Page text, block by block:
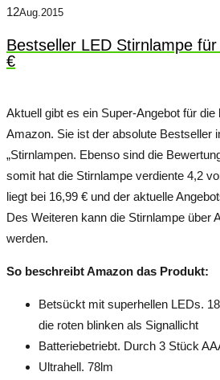
12Aug.2015
Bestseller LED Stirnlampe
€
Aktuell gibt es ein Super-Angebot für
Amazon. Sie ist der absolute Bestseller
„Stirnlampen. Ebenso sind die
somit hat die Stirnlampe verdiente 4,2
liegt bei 16,99 € und der aktuelle
Des Weiteren kann die Stirnlampe über
werden.
So beschreibt Amazon das Produkt:
Betsückt mit superhellen LEDs.
die roten blinken als Signallicht
Batteriebetriebt. Durch 3 Stück
Ultrahell. 78lm